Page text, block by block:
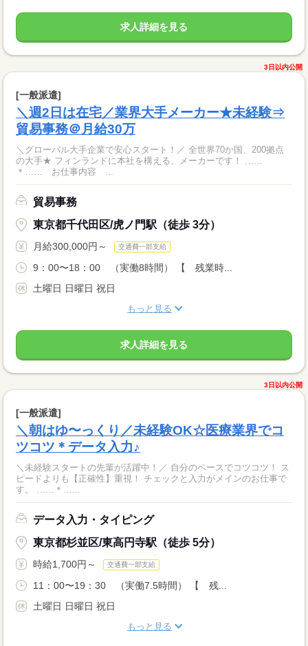
求人詳細を見る
3日以内公開
[一般派遣]
＼週2日は在宅／業界大手メーカー★未経験⇒
貿易事務＠月給30万
＼グローバル大手企業で安心スタート！／ 全世界70か国、200拠点
の大手★ フィンランドに本社を構える、メーカーです！ ……
＊…… お仕事内容 ...
貿易事務
東京都千代田区/虎ノ門駅（徒歩 3分）
月給300,000円～ 交通費一部支給
9：00〜18：00 （実働8時間） 【 残業時...
土曜日 日曜日 祝日
もっと見る
求人詳細を見る
3日以内公開
[一般派遣]
＼朝はゆ〜っくり／未経験OK☆医療業界でコ
ツコツ＊データ入力♪
＼未経験スタートの先輩が活躍中！／ 自分のペースでコツコツ！ ス
ピードよりも【正確性】重視！ チェックと入力がメインのお仕事で
す。 ……＊…...
データ入力・タイピング
東京都杉並区/東高円寺駅（徒歩 5分）
時給1,700円～ 交通費一部支給
11：00〜19：30 （実働7.5時間） 【 残...
土曜日 日曜日 祝日
もっと見る